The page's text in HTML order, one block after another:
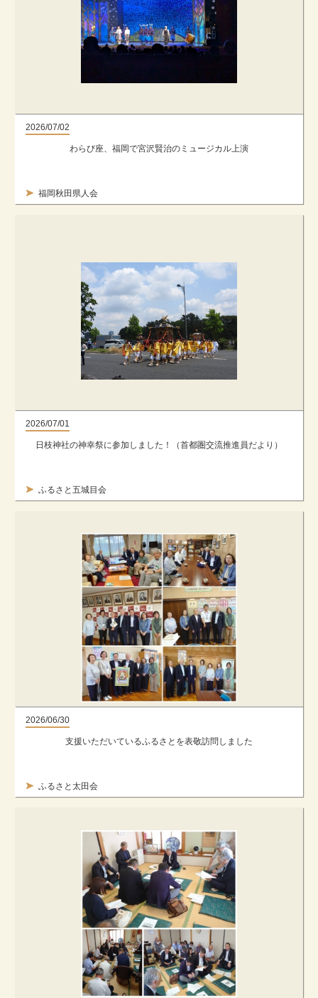
2026/07/02
福岡秋田県人会
わらび座、福岡で宮沢賢治のミュージカル上演
2026/07/01
ふるさと五城目会
日枝神社の神幸祭に参加しました！（首都圏交流推進員だより）
2026/06/30
ふるさと太田会
支援いただいているふるさとを表敬訪問しました